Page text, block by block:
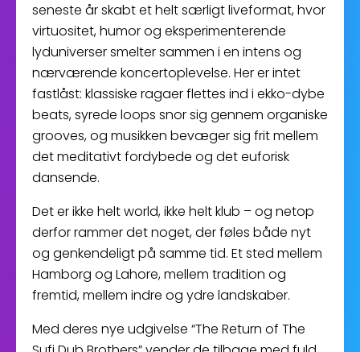
seneste år skabt et helt særligt liveformat, hvor
virtuositet, humor og eksperimenterende
lyduniverser smelter sammen i en intens og
nærværende koncertoplevelse. Her er intet
fastlåst: klassiske ragaer flettes ind i ekko-dybe
beats, syrede loops snor sig gennem organiske
grooves, og musikken bevæger sig frit mellem
det meditativt fordybede og det euforisk
dansende.
Det er ikke helt world, ikke helt klub – og netop
derfor rammer det noget, der føles både nyt
og genkendeligt på samme tid. Et sted mellem
Hamborg og Lahore, mellem tradition og
fremtid, mellem indre og ydre landskaber.
Med deres nye udgivelse “The Return of The